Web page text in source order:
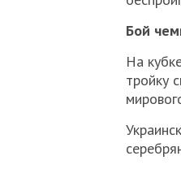
Бой
На
тройку